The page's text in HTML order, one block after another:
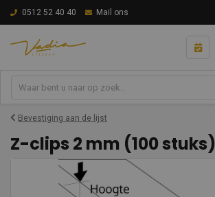
0512 52 40 40 Mail ons
Bevestiging aan de lijst
Z-clips 2 mm (100 stuks)